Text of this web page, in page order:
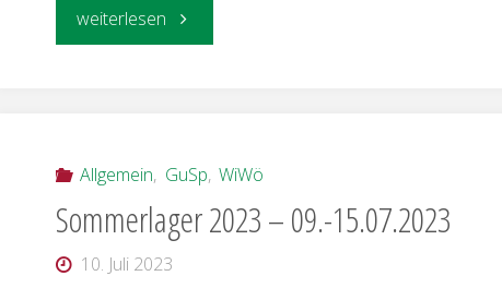
weiterlesen "Jahreshauptversammlung
Allgemein, GuSp, WiWö
Sommerlager 2023 – 09.-15.07.2023
10. Juli 2023